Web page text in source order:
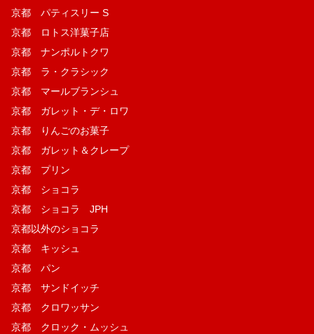
京都 パティスリー S
京都 ロトス洋菓子店
京都 ナンポルトクワ
京都 ラ・クラシック
京都 マールブランシュ
京都 ガレット・デ・ロワ
京都 りんごのお菓子
京都 ガレット＆クレープ
京都 プリン
京都 ショコラ
京都 ショコラ JPH
京都以外のショコラ
京都 キッシュ
京都 パン
京都 サンドイッチ
京都 クロワッサン
京都 クロック・ムッシュ